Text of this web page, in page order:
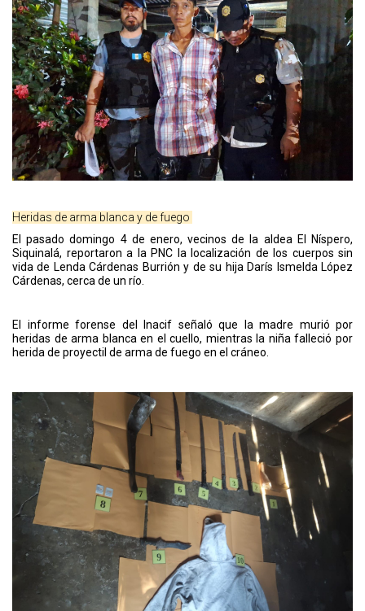
Heridas de arma blanca y de fuego
El pasado domingo 4 de enero, vecinos de la aldea El Níspero,
Siquinalá, reportaron a la PNC la localización de los cuerpos sin
vida de Lenda Cárdenas Burrión y de su hija Darís Ismelda López
Cárdenas, cerca de un río.
El informe forense del Inacif señaló que la madre murió por
heridas de arma blanca en el cuello, mientras la niña falleció por
herida de proyectil de arma de fuego en el cráneo.